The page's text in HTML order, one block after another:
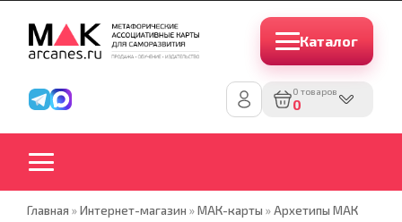
Каталог
0 товаров
0
Главная »Интернет-магазин »МАК-карты »Архетипы МАК